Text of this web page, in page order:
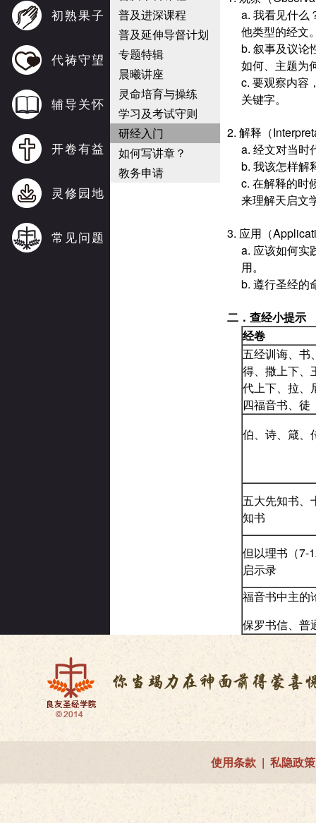
初熟果子
代祷守望
辅导关怀
开卷有益
灵修园地
常见问题
普及进深课程
普及延伸导督计划
专题特辑
晨曦讲座
灵命培育与操练
学习及考试守则
研经入门
如何写讲章？
教务申请
a. 我看见什么
他类型的经文
b. 叙事及议论
如何、主题为
c. 要观察内容
关键字。
2. 解释（
a. 经文对当时
b. 我该怎样解
c. 在解释的时
来理解天启文
3. 应用（
a. 应该如何实
用。
b. 遵行圣经的
二． 查经小提示
经卷
五经训诲、书
得、撒上下、
代上下、拉、
四福音书、徒
伯、诗、箴、
五大先知书、
知书
但以理书（7-
启示录
福音书中主的
保罗书信、普
使用条款| 私隐政策